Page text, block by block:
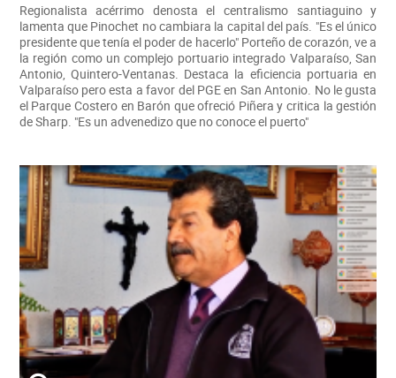
Regionalista acérrimo denosta el centralismo santiaguino y
lamenta que Pinochet no cambiara la capital del país. "Es el único
presidente que tenía el poder de hacerlo" Porteño de corazón, ve a
la región como un complejo portuario integrado Valparaíso, San
Antonio, Quintero-Ventanas. Destaca la eficiencia portuaria en
Valparaíso pero esta a favor del PGE en San Antonio. No le gusta
el Parque Costero en Barón que ofreció Piñera y critica la gestión
de Sharp. "Es un advenedizo que no conoce el puerto"